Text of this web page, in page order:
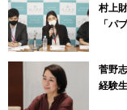
村上
「パ
菅野
経験